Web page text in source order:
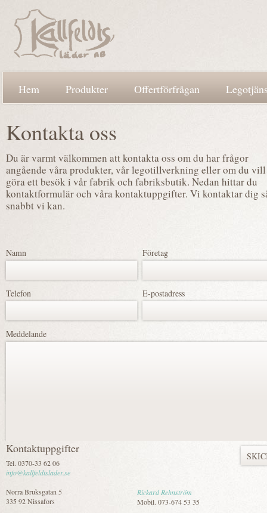
Hem Produkter Offertförfrågan
Kontakta oss
Du är varmt välkommen att kontakta oss om du har frågor
angående våra produkter, vår legotillverkning eller om du vill
göra ett besök i vår fabrik och fabriksbutik. Nedan hittar du
kontaktformulär och våra kontaktuppgifter. Vi kontaktar dig
snabbt vi kan.
Namn Företag
Telefon E-postadress
Meddelande
Kontaktuppgifter
Tel. 0370-33 62 06
info@kallfeldtslader.se
Norra Bruksgatan 5
335 92 Nissafors
Rickard Rehnström
Mobil. 073-674 53 35